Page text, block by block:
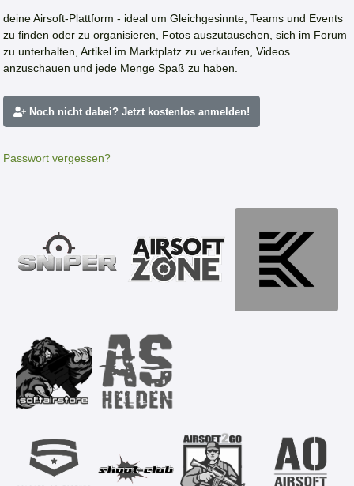
deine Airsoft-Plattform - ideal um Gleichgesinnte, Teams und Events
zu finden oder zu organisieren, Fotos auszutauschen, sich im Forum
zu unterhalten, Artikel im Marktplatz zu verkaufen, Videos
anzuschauen und jede Menge Spaß zu haben.
Noch nicht dabei? Jetzt kostenlos anmelden!
Passwort vergessen?